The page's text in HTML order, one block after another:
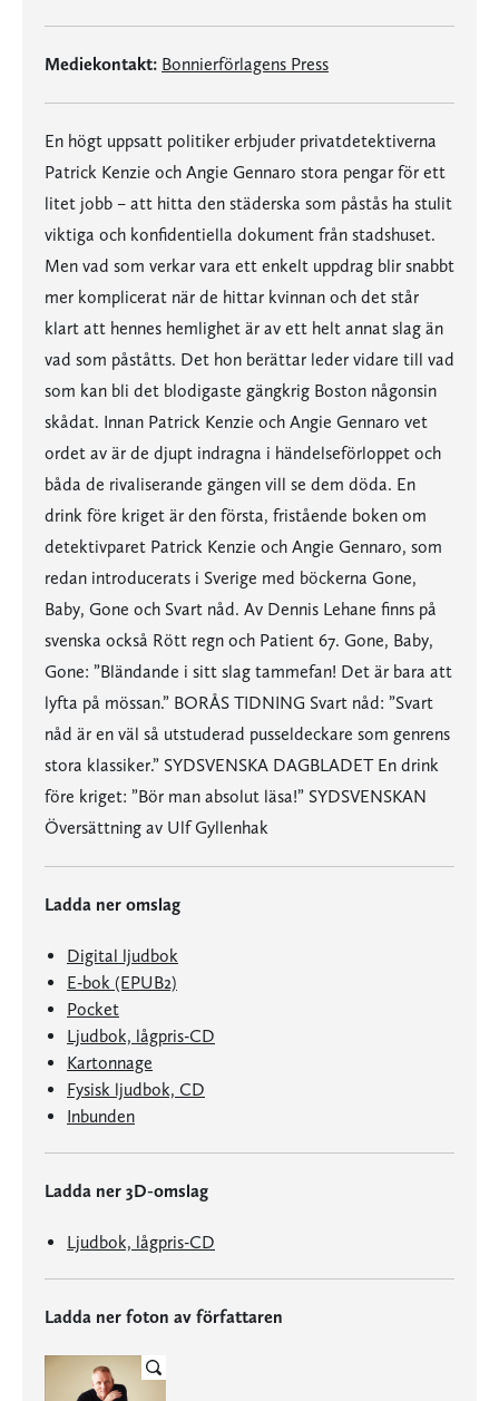
Mediekontakt: Bonnierförlagens Press
En högt uppsatt politiker erbjuder privatdetektiverna
Patrick Kenzie och Angie Gennaro stora pengar för ett
litet jobb – att hitta den städerska som påstås ha stulit
viktiga och konfidentiella dokument från stadshuset.
Men vad som verkar vara ett enkelt uppdrag blir snabbt
mer komplicerat när de hittar kvinnan och det står
klart att hennes hemlighet är av ett helt annat slag än
vad som påståtts. Det hon berättar leder vidare till vad
som kan bli det blodigaste gängkrig Boston någonsin
skådat. Innan Patrick Kenzie och Angie Gennaro vet
ordet av är de djupt indragna i händelseförloppet och
båda de rivaliserande gängen vill se dem döda. En
drink före kriget är den första, fristående boken om
detektivparet Patrick Kenzie och Angie Gennaro, som
redan introducerats i Sverige med böckerna Gone,
Baby, Gone och Svart nåd. Av Dennis Lehane finns på
svenska också Rött regn och Patient 67. Gone, Baby,
Gone: ”Bländande i sitt slag tammefan! Det är bara att
lyfta på mössan.” BORÅS TIDNING Svart nåd: ”Svart
nåd är en väl så utstuderad pusseldeckare som genrens
stora klassiker.” SYDSVENSKA DAGBLADET En drink
före kriget: ”Bör man absolut läsa!” SYDSVENSKAN
Översättning av Ulf Gyllenhak
Ladda ner omslag
Digital ljudbok
E-bok (EPUB2)
Pocket
Ljudbok, lågpris-CD
Kartonnage
Fysisk ljudbok, CD
Inbunden
Ladda ner 3D-omslag
Ljudbok, lågpris-CD
Ladda ner foton av författaren